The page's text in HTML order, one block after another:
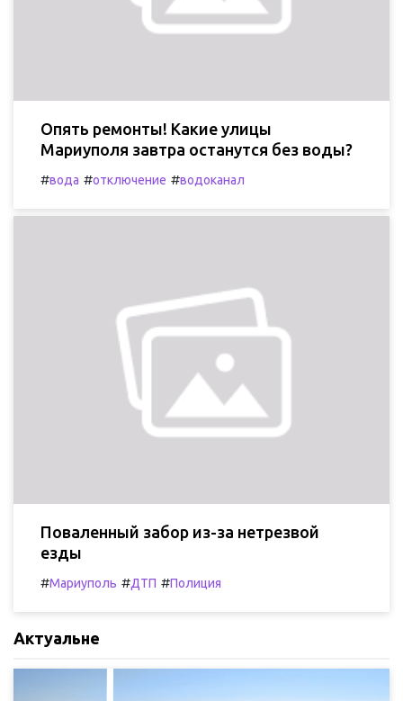
Опять ремонты! Какие улицы
Мариуполя завтра останутся без воды?
#вода #отключение #водоканал
Поваленный забор из-за нетрезвой
езды
#Мариуполь #ДТП #Полиция
Актуальне